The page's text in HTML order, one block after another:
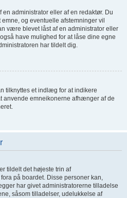
administrator eller af en redaktør. Du
og eventuelle afstemninger vil
være blevet låst af en administrator eller
have mulighed for at låse dine egne
har tildelt dig.
tilknyttes et indlæg for at indikere
anvende emneikonerne afhænger af de
tildelt det højeste trin af
på boardet. Disse personer kan,
har givet administratorerne tilladelse
såsom tilladelser, udelukkelse af